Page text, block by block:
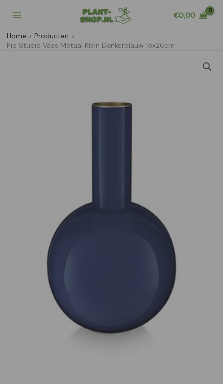
naar
inhoud
€0,00
Home
Producten
Pip Studio Vaas Metaal Klein Donkerblauw 15x26cm